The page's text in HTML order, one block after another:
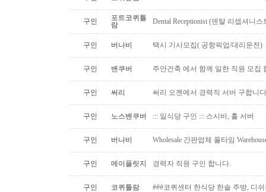
구인
포트코퀴틀
람
Dental Receptionist (덴탈 리셉셔니
구인 버나비 택시 기사모집( 공항픽업/대리운전)
구인 밴쿠버 주안건축 에서 함께 일한 직원 모집
구인 써리 써리 오젠에서 경력직 서버 구합니다
구인 노스밴쿠버 ::: 일식당 구인 ::: 스시바, 홀 서버
구인 버나비 Wholesale 간판업체 풀타임
구인 메이플릿지 경력자 직원 구인 합니다.
구인 코퀴틀람 ###코퀴센터 한식당 한솔 주방, 디